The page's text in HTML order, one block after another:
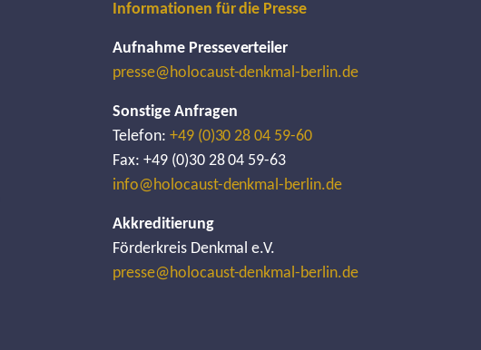
Informationen für die Presse
Aufnahme Presseverteiler
presse@holocaust-denkmal-berlin.de
Sonstige Anfragen
Telefon: +49 (0)30 28 04 59-60
Fax: +49 (0)30 28 04 59-63
info@holocaust-denkmal-berlin.de
Akkreditierung
Förderkreis Denkmal e.V.
presse@holocaust-denkmal-berlin.de